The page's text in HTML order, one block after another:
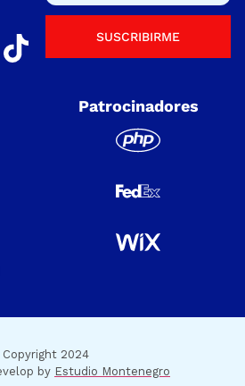
SUSCRIBIRME
Patrocinadores
Copyright 2024
by Estudio Montenegro